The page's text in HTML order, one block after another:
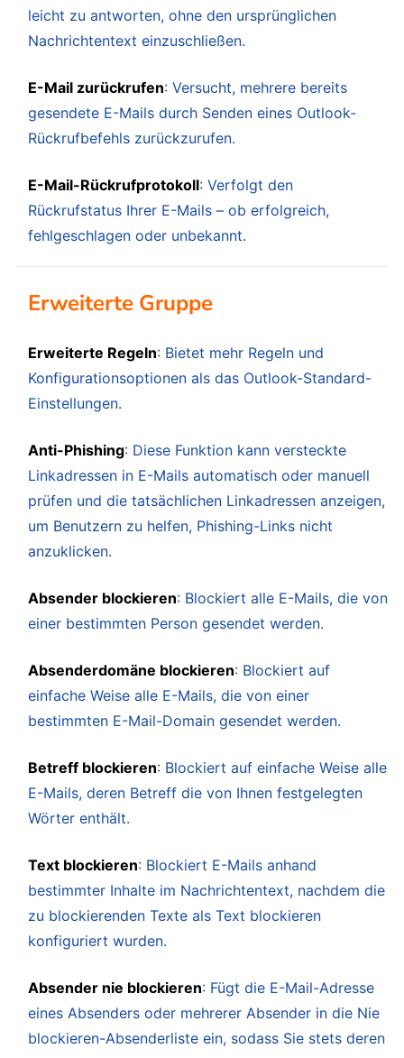
leicht zu antworten, ohne den ursprünglichen
Nachrichtentext einzuschließen.
E-Mail zurückrufen: Versucht, mehrere bereits
gesendete E-Mails durch Senden eines Outlook-
Rückrufbefehls zurückzurufen.
E-Mail-Rückrufprotokoll: Verfolgt den
Rückrufstatus Ihrer E-Mails – ob erfolgreich,
fehlgeschlagen oder unbekannt.
Erweiterte Gruppe
Erweiterte Regeln: Bietet mehr Regeln und
Konfigurationsoptionen als das Outlook-Standard-
Einstellungen.
Anti-Phishing: Diese Funktion kann versteckte
Linkadressen in E-Mails automatisch oder manuell
prüfen und die tatsächlichen Linkadressen anzeigen,
um Benutzern zu helfen, Phishing-Links nicht
anzuklicken.
Absender blockieren: Blockiert alle E-Mails, die von
einer bestimmten Person gesendet werden.
Absenderdomäne blockieren: Blockiert auf
einfache Weise alle E-Mails, die von einer
bestimmten E-Mail-Domain gesendet werden.
Betreff blockieren: Blockiert auf einfache Weise alle
E-Mails, deren Betreff die von Ihnen festgelegten
Wörter enthält.
Text blockieren: Blockiert E-Mails anhand
bestimmter Inhalte im Nachrichtentext, nachdem die
zu blockierenden Texte als Text blockieren
konfiguriert wurden.
Absender nie blockieren: Fügt die E-Mail-Adresse
eines Absenders oder mehrerer Absender in die Nie
blockieren-Absenderliste ein, sodass Sie stets deren